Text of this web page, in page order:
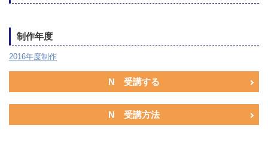
制作年度
2016年度制作
N 受講する
N 受講方法